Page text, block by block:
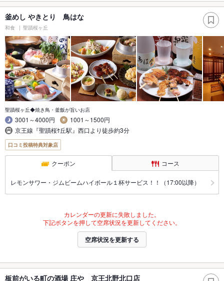
釜めし やきとり 鳥はな
和食 聖蹟桜ヶ丘
聖蹟桜ヶ丘◆焼き鳥・釜飯が旨いお店
3001～4000円
1001～1500円
京王線『聖蹟桜ｹ丘駅』西口より徒歩約3分
口コミ投稿特典対象店
クーポン コース
レモンサワー・ジムビームハイボール１杯サービス！！（17:00以降）
カレンダーの更新に失敗しました。
下記ボタンを押して空席状況を更新してください。
空席状況を更新する
板前がいる町の酒場 庄や 京王北野北口店